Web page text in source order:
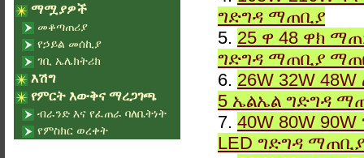
ግድግዳ ማጠቢያ
5. 25 ዋ 48 ዋክ
ግድግዳ ማጠቢያ
6. 26W 32W
5 ኤልኤል ግድግዳ
7. 40W 80W
LED ግድግዳ ማጠቢያ
ማሟያዎች
መቆጣጠሪያ
የኃይል መሰኪያ
ገቢ ኤሌክትሪክ
እሽግ
የምርት እውቅና ማረጋገጫ
ብራንድ እና የፈጠራ ባለቤትነት
የምስክር ወረቀት